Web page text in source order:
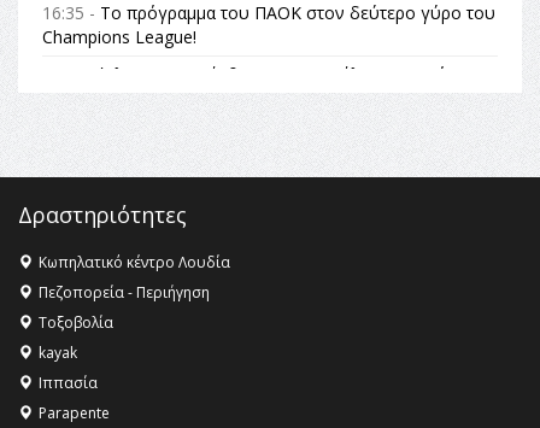
16:35 - Το πρόγραμμα του ΠΑΟΚ στον δεύτερο γύρο του
Champions League!
Όλυμπος: Εντάχθηκε στον Κατάλογο Παγκόσμιας
Κληρονομιάς της UNESCO – Ομόφωνη η απόφαση Ο
Όλυμπος αναγνωρίστηκε ως φυσικό και πολιτιστικό
αγαθό εξέχουσας οικουμενικής αξίας για την
ανθρωπότητα
16:18 -ΕΝΟΡΙΑΚΕΣ ΚΑΛΟΚΑΙΡΙΝΕΣ ΔΡΑΣΕΙΣ ΓΙΑ ΠΑΙΔΙΑ
ΣΤΗΝ ΕΔΕΣΣΑ
16:15 -Εργασίες συντήρησης οδοφωτισμού στην Ενωτική
Οδό Σίνδου από την Περιφέρεια Κεντρικής Μακεδονίας
11:36 -Λάκης Βασιλειάδης, Συνέντευξη PellaFm 103,3 για
το Μουσείο της Πέλλας, Λουτρά Πόζαρ και Χιονοδρομικό
18:09 -
όμορφο θερινό σινεμά της Ελλάδας!
Δραστηριότητες
Κωπηλατικό κέντρο Λουδία
Πεζοπορεία - Περιήγηση
Τοξοβολία
kayak
Ιππασία
Parapente